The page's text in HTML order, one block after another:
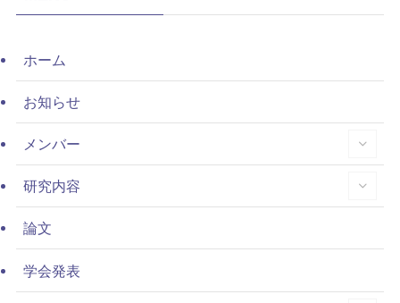
ホーム
お知らせ
メンバー
研究内容
論文
学会発表